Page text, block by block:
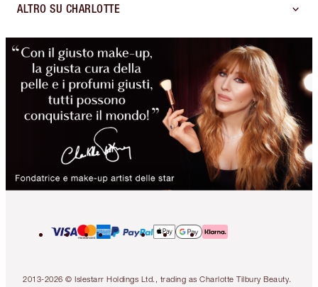
ALTRO SU CHARLOTTE
2013-2026 © Islestarr Holdings Ltd., trading as Charlotte Tilbury Beauty.